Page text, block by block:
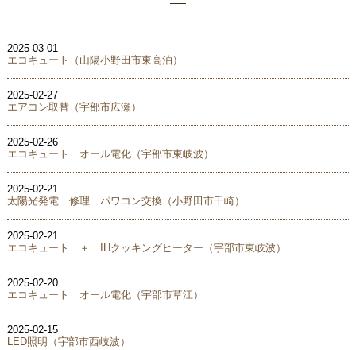
2025-03-01
エコキュート（山陽小野田市東高泊）
2025-02-27
エアコン取替（宇部市広瀬）
2025-02-26
エコキュート オール電化（宇部市東岐波）
2025-02-21
太陽光発電 修理 パワコン交換（小野田市千崎）
2025-02-21
エコキュート ＋ IHクッキングヒーター（宇部市東岐波）
2025-02-20
エコキュート オール電化（宇部市草江）
2025-02-15
LED照明（宇部市西岐波）